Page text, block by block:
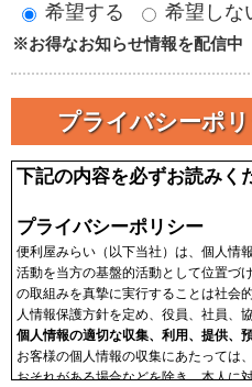
希望する 希望しな
※お得なお知らせ情報を配信中
プライバシーポ
下記の内容を必ずお読みく
プライバシーポリシー
便利屋みらい（以下当社）は、個人情
活動を当方の基盤的活動として位置づ
の取組みを真摯に実行することは社会
人情報保護方針を定め、役員、社員、
個人情報の適切な収集、利用、提供、
お客様の個人情報の収集にあたっては
おそれがある場合などを除き、本人に